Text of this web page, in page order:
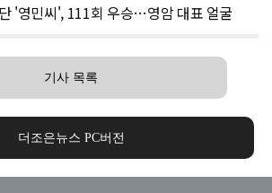
'영민씨', 111회 우승…영암 대표 얼굴
기사 목록
더조은뉴스 PC버전